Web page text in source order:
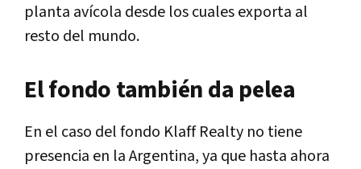
planta avícola desde los cuales exporta al
resto del mundo.
El fondo también da pelea
En el caso del fondo Klaff Realty no tiene
presencia en la Argentina, ya que hasta ahora